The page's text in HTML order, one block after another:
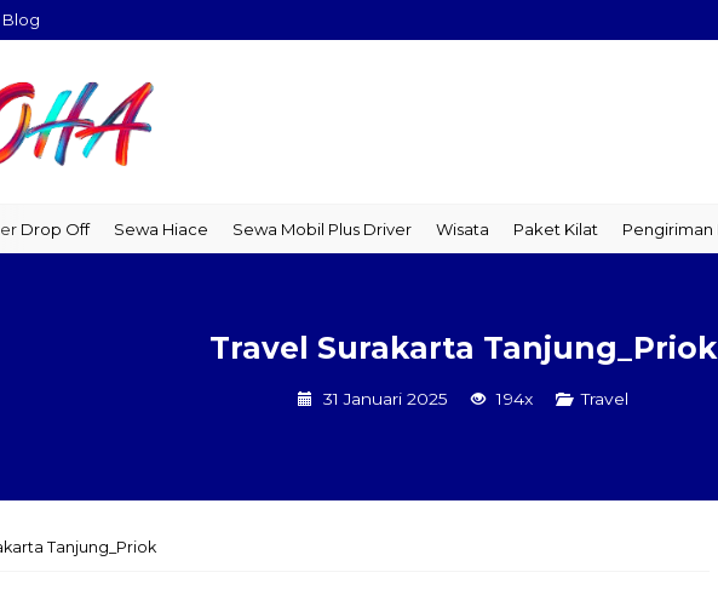
Blog
Sewa Hiace Sewa Mobil Plus Driver Wisata Paket Kilat Pengiriman Barang
Travel Surakarta Tanjung_Priok
31 Januari 2025 194x Travel
Tanjung_Priok